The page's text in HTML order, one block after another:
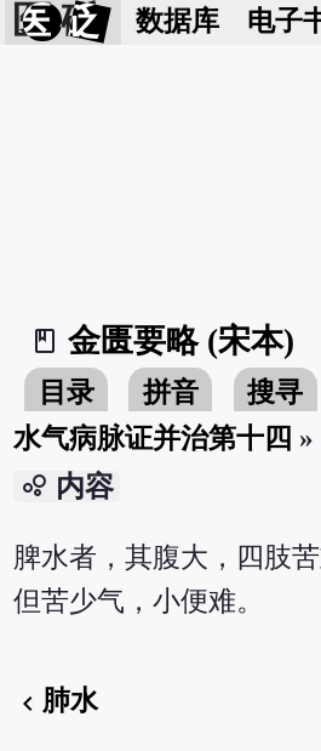
医 砭 数据库 电子
book_2
金匮要略 (宋本)
目录 拼音 搜寻
水气病脉证并治第十四 »
bubble_chart 内容
脾水者，其腹大，四肢
但苦少气，小便难。
chevron_left肺水